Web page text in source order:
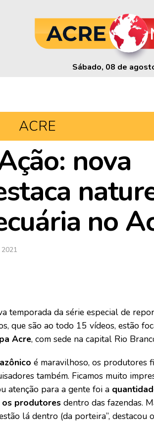
Sábado, 08 de
ACRE
nova
no
temporada da série especial de
que são ao todo 15 vídeos, estão
Acre, com sede na capital Rio
é maravilhoso, os produtores
também. Ficamos muito
atenção para a gente foi a
os produtores dentro das fazendas.
lá dentro (da porteira”, destacou